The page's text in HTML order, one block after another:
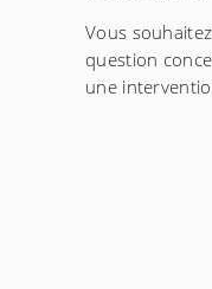
Vous
question
une